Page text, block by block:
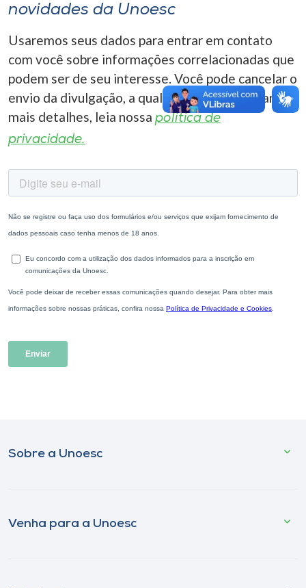
A+
novidades da Unoesc
Usaremos seus dados para entrar em contato
com você sobre informações correlacionadas que
podem ser de seu interesse. Você pode cancelar o
envio da divulgação, a qualquer momento. Para
mais detalhes, leia nossa política de
privacidade.
Sobre a Unoesc
Venha para a Unoesc